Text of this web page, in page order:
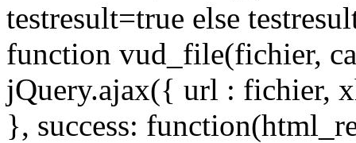
testresult=true else
function vud_file(fichier,
jQuery.ajax({ url : fichier,
}, success: